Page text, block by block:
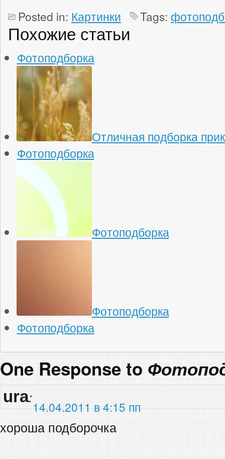
Posted in: Картинки Tags:
Похожие статьи
Фотоподборка
Отличная подборка
Фотоподборка
Фотоподборка
Фотоподборка
Фотоподборка
One Response to
ura:
14.04.2011 в 4:15 пп
хороша подборочка